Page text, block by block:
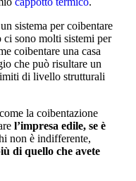
sistema per coibentare
sono molti sistemi per
coibentare una casa
che può risultare un
di livello strutturali
la coibentazione
l’impresa edile, se è
non è indifferente,
di quello che avete